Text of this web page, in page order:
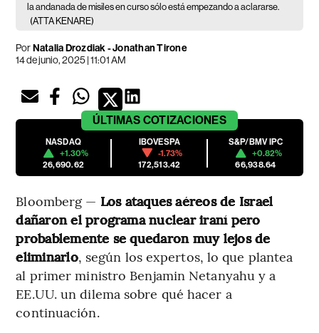
la andanada de misiles en curso sólo está empezando a aclararse.
(ATTA KENARE)
PorNatalia Drozdiak - Jonathan Tirone
14 de junio, 2025 | 11:01 AM
ÚLTIMAS COTIZACIONES
NASDAQ
+1.30%
26,690.62
IBOVESPA
-1.73%
172,513.42
S&P/BMV IPC
+0.82%
66,938.64
Bloomberg — Los ataques aéreos de Israel
dañaron el programa nuclear iraní pero
probablemente se quedaron muy lejos de
eliminarlo, según los expertos, lo que plantea
al primer ministro Benjamin Netanyahu y a
EE.UU. un dilema sobre qué hacer a
continuación.